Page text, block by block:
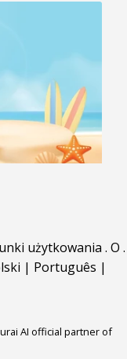
użytkowania . O .
| Português |
AI official partner of